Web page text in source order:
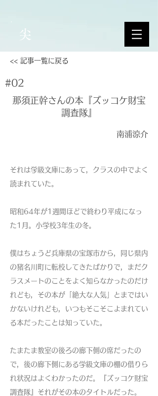
尖
<< 記事一覧に戻る
#02
那須正幹さんの本『ズッコケ財宝
調査隊』
南浦涼介
それは学級文庫にあって，クラスの中でよく
読まれていた。
昭和64年が1週間ほどで終わり平成になっ
た1月。小学校3年生の冬。
僕はちょうど兵庫県の宝塚市から，同じ県内
の猪名川町に転校してきたばかりで，まだク
ラスメートのことをよく知らなかったのだけ
れども，その本が「絶大な人気」とまではい
かないけれども，いつもそこそこよまれてい
る本だったことは知っていた。
たまたま教室の後ろの廊下側の席だったの
で，後の廊下側にある学級文庫の棚の借りら
れ状況はよくわかったのだ。『ズッコケ財宝
調査隊』それがその本のタイトルだった。